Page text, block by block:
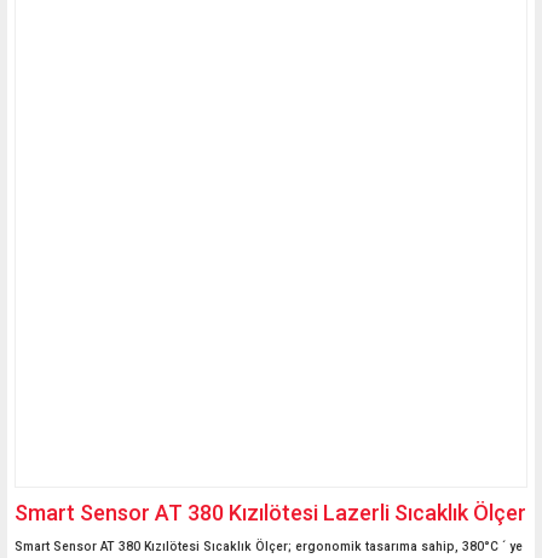
Smart Sensor AT 380 Kızılötesi Lazerli Sıcaklık Ölçer
Smart Sensor AT 380 Kızılötesi Sıcaklık Ölçer; ergonomik tasarıma sahip, 380°C ´ ye